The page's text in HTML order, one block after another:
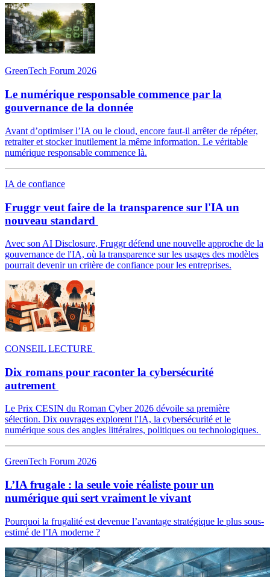
GreenTech Forum 2026
Le numérique responsable commence par la
gouvernance de la donnée
Avant d’optimiser l’IA ou le cloud, encore faut-il arrêter de répéter,
retraiter et stocker inutilement la même information. Le véritable
numérique responsable commence là.
IA de confiance
Fruggr veut faire de la transparence sur l'IA un
nouveau standard
Avec son AI Disclosure, Fruggr défend une nouvelle approche de la
gouvernance de l'IA, où la transparence sur les usages des modèles
pourrait devenir un critère de confiance pour les entreprises.
CONSEIL LECTURE
Dix romans pour raconter la cybersécurité
autrement
Le Prix CESIN du Roman Cyber 2026 dévoile sa première
sélection. Dix ouvrages explorent l'IA, la cybersécurité et le
numérique sous des angles littéraires, politiques ou technologiques.
GreenTech Forum 2026
L’IA frugale : la seule voie réaliste pour un
numérique qui sert vraiment le vivant
Pourquoi la frugalité est devenue l’avantage stratégique le plus sous-
estimé de l’IA moderne ?